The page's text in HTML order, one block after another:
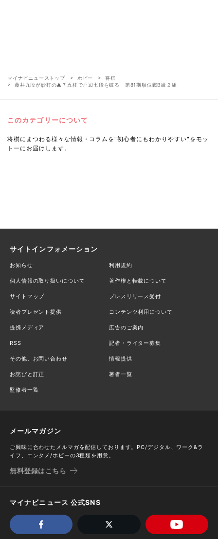
マイナビニューストップ ホビー
将棋
藤井九段が妙打の▲７五桂で戸辺七段を破る 第81期順位戦B級２組
このカテゴリーについて
将棋にまつわる様々な情報・コラムを"初心者にもわかりやすい"をモッ
トーにお届けします。
サイトインフォメーション
お知らせ 利用規約
個人情報の取り扱いについて 著作権と転載について
サイトマップ プレスリリース受付
読者プレゼント提供 コンテンツ利用について
提携メディア 広告のご案内
RSS 記者・ライター募集
その他、お問い合わせ 情報提供
お詫びと訂正 著者一覧
監修者一覧
メールマガジン
ご興味に合わせたメルマガを配信しております。PC/デジタル、ワーク&ラ
イフ、エンタメ/ホビーの3種類を用意。
無料登録はこちら
マイナビニュース 公式SNS